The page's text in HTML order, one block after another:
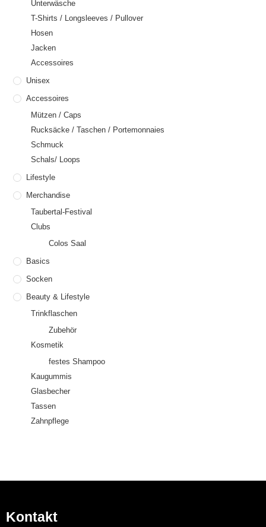
Unterwäsche
T-Shirts / Longsleeves / Pullover
Hosen
Jacken
Accessoires
Unisex
Accessoires
Mützen / Caps
Rucksäcke / Taschen / Portemonnaies
Schmuck
Schals/ Loops
Lifestyle
Merchandise
Taubertal-Festival
Clubs
Colos Saal
Basics
Socken
Beauty & Lifestyle
Trinkflaschen
Zubehör
Kosmetik
festes Shampoo
Kaugummis
Glasbecher
Tassen
Zahnpflege
Kontakt